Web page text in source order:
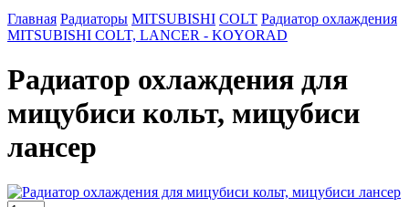
Главная Радиаторы MITSUBISHI COLT Радиатор охлаждения
MITSUBISHI COLT, LANCER - KOYORAD
Радиатор охлаждения для
мицубиси кольт, мицубиси
лансер